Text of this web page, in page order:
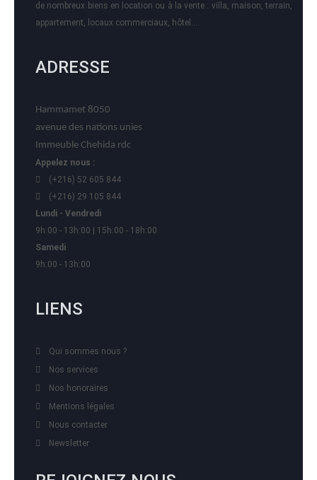
de nombreux biens en location ou à la vente : villa, maison, terrain,
appartement, locaux commerciaux, hôtel….
ADRESSE
Hammamet 8050
avenue des nations unies
Immeuble Chehida rdc
Appelez nous :
(+216) 52 605 844
(+216) 29 105 844
Lundi - Vendredi
9h:00 - 13h:00 | 15h:00 - 18h:00
Samedi
9h:00 - 13h:00
LIENS
Qui sommes nous ?
Nos services
Nos honoraires
Mentions légales
Nous contacter
Newsletter